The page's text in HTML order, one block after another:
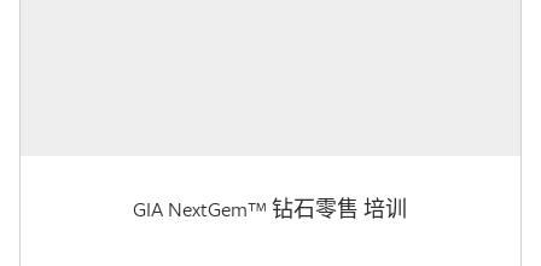
GIA NextGem™ 钻石零售 培训